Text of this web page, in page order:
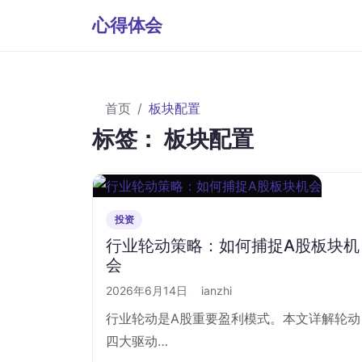
心得体会
首页 板块配置
标签：板块配置
投资
行业轮动策略：如何捕捉A股板块机
会
2026年6月14日 ianzhi
行业轮动是A股重要盈利模式。本文详解轮动
四大驱动…